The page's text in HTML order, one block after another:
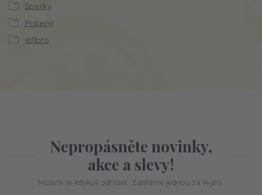
Šperky
Prsteny
stříbro
Nepropásněte novinky,
akce a slevy!
Můžete se kdykoli odhlásit. Zasíláme jednou za 14 dní.